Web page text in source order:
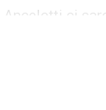
Ancelotti ci
vedrebbe